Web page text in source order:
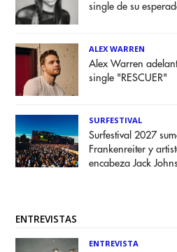
single de su
ALEX WARREN
Alex Warren
single "RESCUER"
SURFESTIVAL
Surfestival 2027
Frankenreiter y
encabeza Jack
ENTREVISTAS
ENTREVISTA